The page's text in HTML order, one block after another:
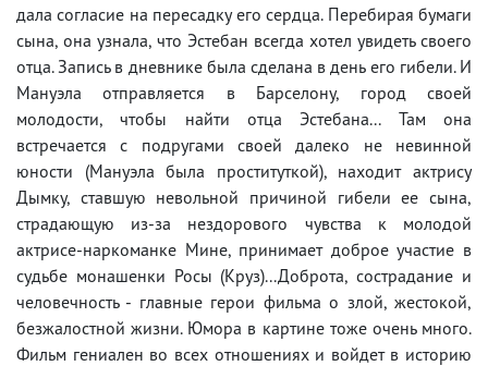
дала согласие на пересадку его сердца. Перебирая бумаги
сына, она узнала, что Эстебан всегда хотел увидеть своего
отца. Запись в дневнике была сделана в день его гибели. И
Мануэла отправляется в Барселону, город своей
молодости, чтобы найти отца Эстебана... Там она
встречается с подругами своей далеко не невинной
юности (Мануэла была проституткой), находит актрису
Дымку, ставшую невольной причиной гибели ее сына,
страдающую из-за нездорового чувства к молодой
актрисе-наркоманке Мине, принимает доброе участие в
судьбе монашенки Росы (Круз)...Доброта, сострадание и
человечность - главные герои фильма о злой, жестокой,
безжалостной жизни. Юмора в картине тоже очень много.
Фильм гениален во всех отношениях и войдет в историю